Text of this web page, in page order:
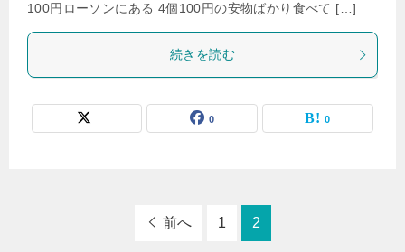
100円ローソンにある 4個100円の安物ばかり食べて […]
続きを読む
0 0
前へ 1 2